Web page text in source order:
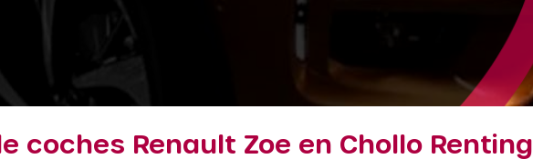
coches Renault Zoe en Chollo Renting